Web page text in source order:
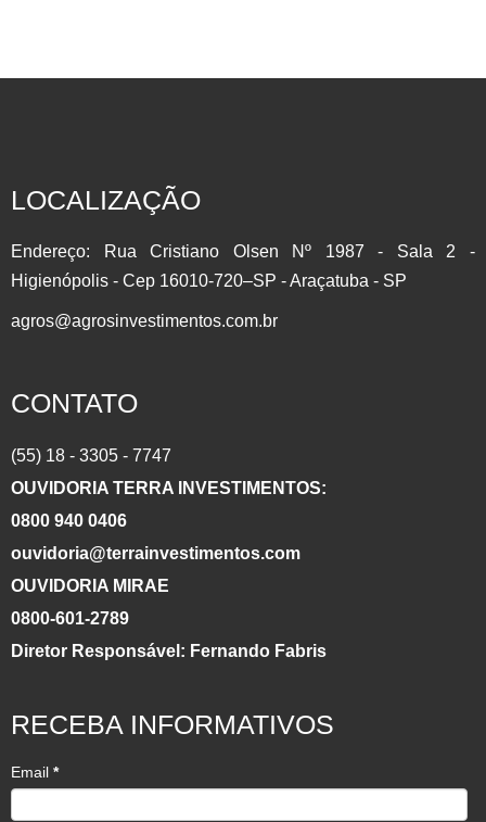
um determinado Ativo em uma Data Futura. Muito utilizado
para se proteger contra as oscilações de preço (HEDGE)
LOCALIZAÇÃO
Endereço: Rua Cristiano Olsen Nº 1987 - Sala 2 -
Higienópolis - Cep 16010-720–SP - Araçatuba - SP
agros@agrosinvestimentos.com.br
CONTATO
(55) 18 - 3305 - 7747
OUVIDORIA TERRA INVESTIMENTOS:
0800 940 0406
ouvidoria@terrainvestimentos.com
OUVIDORIA MIRAE
0800-601-2789
Diretor Responsável: Fernando Fabris
RECEBA INFORMATIVOS
Email *